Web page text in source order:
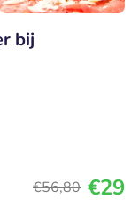
bij
€56,80 €29